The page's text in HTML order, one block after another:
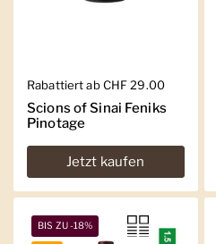
Regulärer Preis
Rabattiert ab CHF 29.00
Scions of Sinai Feniks
Pinotage
Jetzt kaufen
BIS ZU -18%